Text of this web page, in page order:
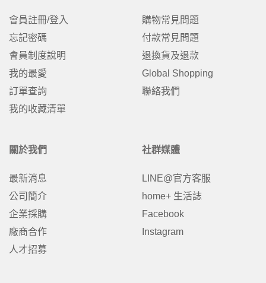
會員註冊/登入
忘記密碼
會員制度說明
我的最愛
訂單查詢
我的收藏清單
購物常見問題
付款常見問題
退換貨及退款
Global Shopping
聯絡我們
關於我們
最新消息
公司簡介
企業採購
廠商合作
人才招募
社群媒體
LINE@官方客服
home+ 生活誌
Facebook
Instagram